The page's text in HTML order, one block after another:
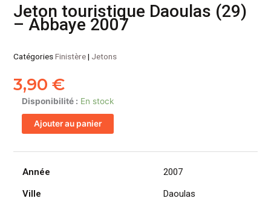
Jeton touristique Daoulas (29)
– Abbaye 2007
CatégoriesFinistère| Jetons
3,90€
Disponibilité : En stock
quantité
de
Jeton
Daoulas
(29)
Abbaye
Ajouter au panier
Année
2007
Ville
Daoulas